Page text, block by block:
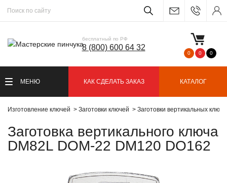
бесплатный по РФ
8 (800) 600 64 32
0 0 0
МЕНЮ КАК СДЕЛАТЬ ЗАКАЗ КАТАЛОГ
Изготовление ключей Заготовки ключей Заготовки вертикальных
Заготовка вертикального ключа
DM82L DOM-22 DM120 DO162